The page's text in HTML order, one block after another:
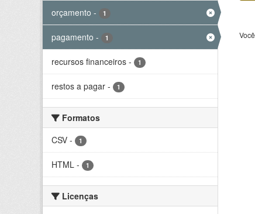
orçamento - 1
pagamento - 1
recursos financeiros - 1
restos a pagar - 1
Formatos
CSV - 1
HTML - 1
Licenças